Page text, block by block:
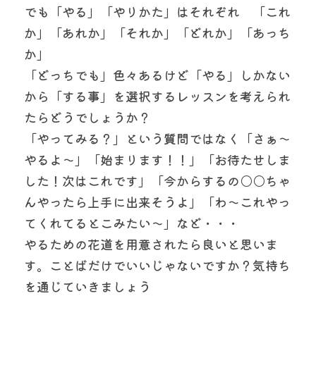
でも「やる」「やりかた」はそれぞれ　「これ
か」「あれか」「それか」「どれか」「あっち
か」
「どっちでも」色々あるけど「やる」しかない
から「する事」を選択するレッスンを考えられ
たらどうでしょうか？
「やってみる？」という質問ではなく「さぁ～
やるよ～」「始まります！！」「お待たせしま
した！次はこれです」「今からするの○○ちゃ
んやったら上手に出来そうよ」「わ～これやっ
てくれてるとこみたい～」など・・・
やるための花道を用意されたら良いと思いま
す。ことばだけでいいじゃないですか？気持ち
を通じていきましょう